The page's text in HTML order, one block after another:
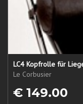
LC4 Kopfrolle für
Le Corbusier
€ 149.00